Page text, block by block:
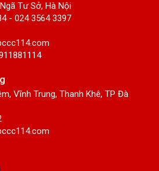
Tư Sở, Hà Nội
- 024 3564 3397
Vĩnh Trung, Thanh Khê, TP Đà